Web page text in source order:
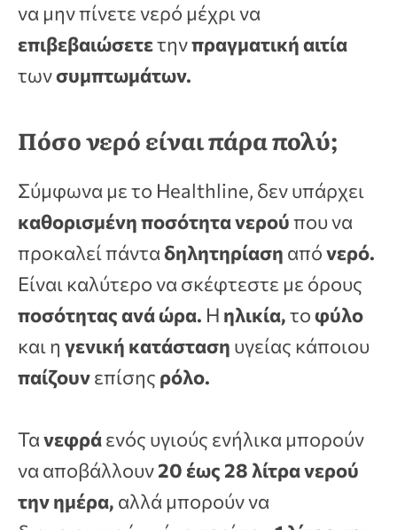
να μην πίνετε νερό μέχρι να
επιβεβαιώσετετηνπραγματική αιτία
τωνσυμπτωμάτων.
Πόσο νερό είναι πάρα πολύ;
Σύμφωνα με το Healthline, δεν υπάρχει
καθορισμένη ποσότητα νερούπου να
προκαλεί πάνταδηλητηρίαση απόνερό.
Είναι καλύτερο να σκέφτεστε με όρους
ποσότητας ανά ώρα. Η ηλικία,τοφύλο
και η γενική κατάσταση υγείας κάποιου
παίζουνεπίσης ρόλο.
Τανεφράενός υγιούς ενήλικα μπορούν
να αποβάλλουν20 έως 28 λίτρα νερού
την ημέρα, αλλά μπορούν να